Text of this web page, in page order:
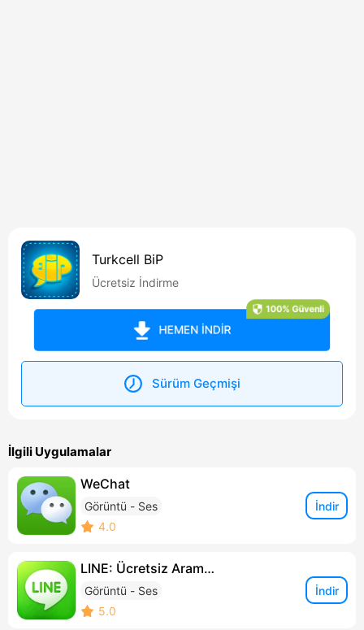
Turkcell BiP
Ücretsiz İndirme
HEMEN İNDİR
100% Güvenli
Sürüm Geçmişi
İlgili Uygulamalar
WeChat
Görüntü - Ses
4.0
İndir
LINE: Ücretsiz Arama ve Mesaj
Görüntü - Ses
5.0
İndir